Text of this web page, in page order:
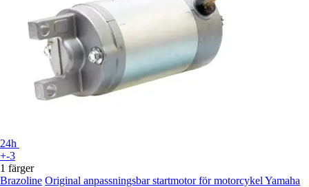
24h
+-3
1 färger
Brazoline Original anpassningsbar startmotor för motorcykel Yamaha